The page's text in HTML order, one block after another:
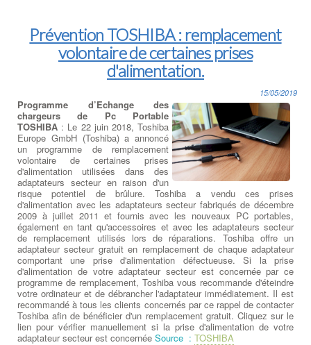
Prévention TOSHIBA : remplacement
volontaire de certaines prises
d'alimentation.
15/05/2019
Programme d’Echange des
chargeurs de Pc Portable
TOSHIBA : Le 22 juin 2018, Toshiba
Europe GmbH (Toshiba) a annoncé
un programme de remplacement
volontaire de certaines prises
d'alimentation utilisées dans des
adaptateurs secteur en raison d'un
risque potentiel de brûlure. Toshiba a vendu ces prises
d'alimentation avec les adaptateurs secteur fabriqués de décembre
2009 à juillet 2011 et fournis avec les nouveaux PC portables,
également en tant qu'accessoires et avec les adaptateurs secteur
de remplacement utilisés lors de réparations. Toshiba offre un
adaptateur secteur gratuit en remplacement de chaque adaptateur
comportant une prise d'alimentation défectueuse. Si la prise
d'alimentation de votre adaptateur secteur est concernée par ce
programme de remplacement, Toshiba vous recommande d'éteindre
votre ordinateur et de débrancher l'adaptateur immédiatement. Il est
recommandé à tous les clients concernés par ce rappel de contacter
Toshiba afin de bénéficier d'un remplacement gratuit. Cliquez sur le
lien pour vérifier manuellement si la prise d'alimentation de votre
adaptateur secteur est concernée Source : TOSHIBA